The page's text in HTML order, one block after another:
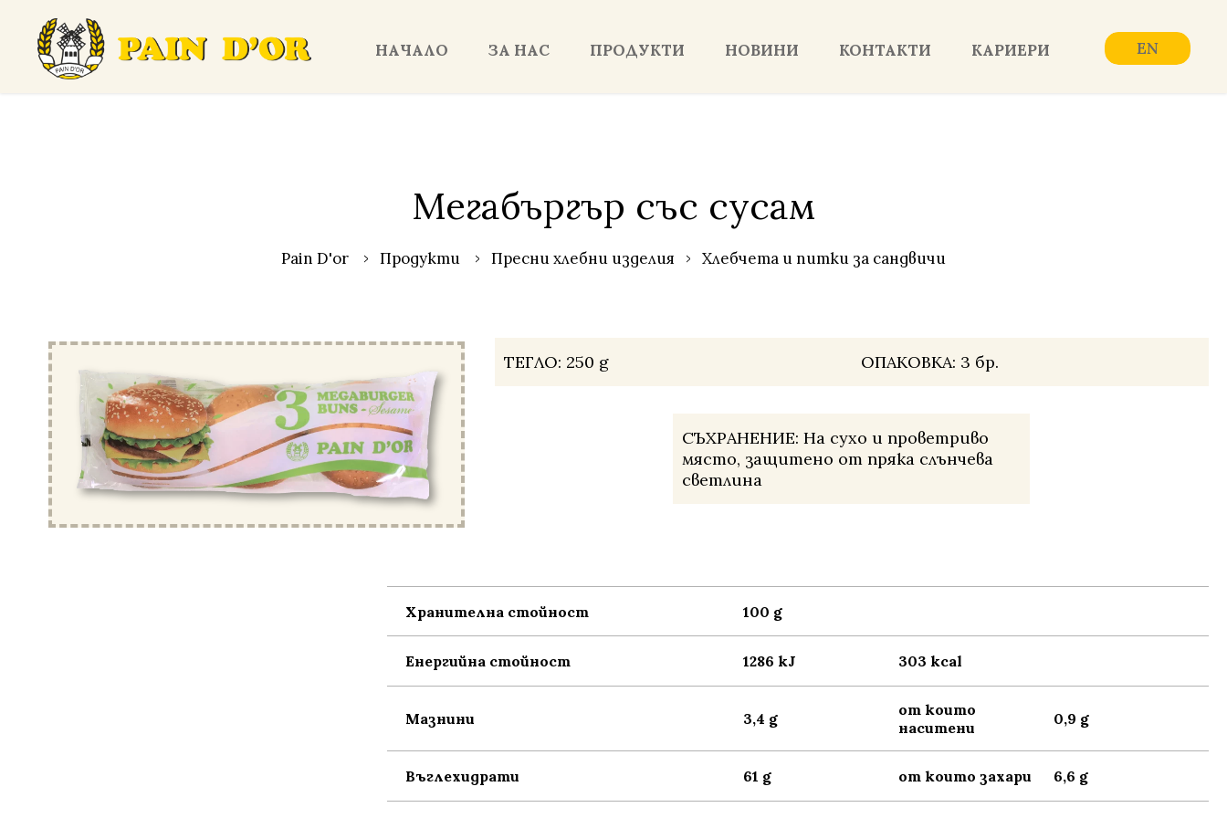
НАЧАЛО ЗА НАС ПРОДУКТИ НОВИНИ КОНТАКТИ КАРИЕРИ EN
Мегабъргър със сусам
Pain D'or Продукти Пресни хлебни изделия Хлебчета и питки за сандвичи
ТЕГЛО: 250 g ОПАКОВКА: 3 бр.
СЪХРАНЕНИЕ: На сухо и проветриво
място, защитено от пряка слънчева
светлина
Хранителна стойност 100 g
Енергийна стойност 1286 kJ 303 kcal
Мазнини 3,4 g
от които
наситени
0,9 g
Въглехидрати 61 g от които захари 6,6 g